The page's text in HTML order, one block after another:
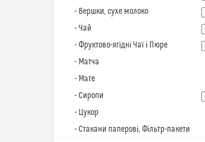
- Вершки, сухе молоко
- Чай
- Фруктово-ягідні Чаї і Пюре
- Матча
- Мате
- Сиропи
- Цукор
- Стакани паперові, Фільтр-пакети